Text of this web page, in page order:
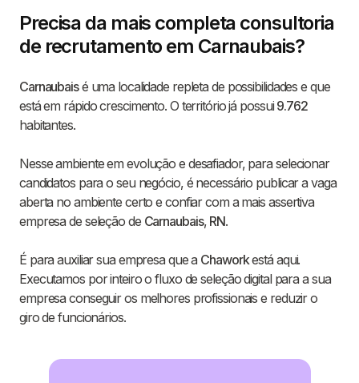
Precisa da mais completa consultoria
de recrutamento em Carnaubais?
Carnaubaisé uma localidade repleta de possibilidades e que
está em rápido crescimento. O território já possui 9.762
habitantes.
Nesse ambiente em evolução e desafiador, para selecionar
candidatos para o seu negócio, é necessário publicar a vaga
aberta no ambiente certo e confiar com a mais assertiva
empresa de seleção de Carnaubais, RN.
É para auxiliar sua empresa que a Chaworkestá aqui.
Executamos por inteiro o fluxo de seleção digital para a sua
empresa conseguir os melhores profissionais e reduzir o
giro de funcionários.